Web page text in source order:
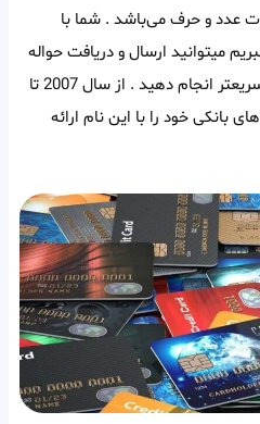
به صوت عدد و حرف می‌باشد . شما با
میتوانید ارسال و دریافت حواله
های بین المللی را راحت تر و سریعتر انجام دهید . از سال 2007 تا
های بانکی خود را با این نام ارائه